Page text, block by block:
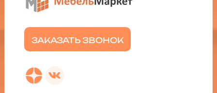
ЗАКАЗАТЬ ЗВОНОК